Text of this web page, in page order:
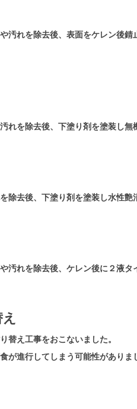
汚れを除去後、表面をケレン後
れを除去後、下塗り剤を塗装し無
除去後、下塗り剤を塗装し水性艶
汚れを除去後、ケレン後に２液タ
替え工事をおこないました。
が進行してしまう可能性があり